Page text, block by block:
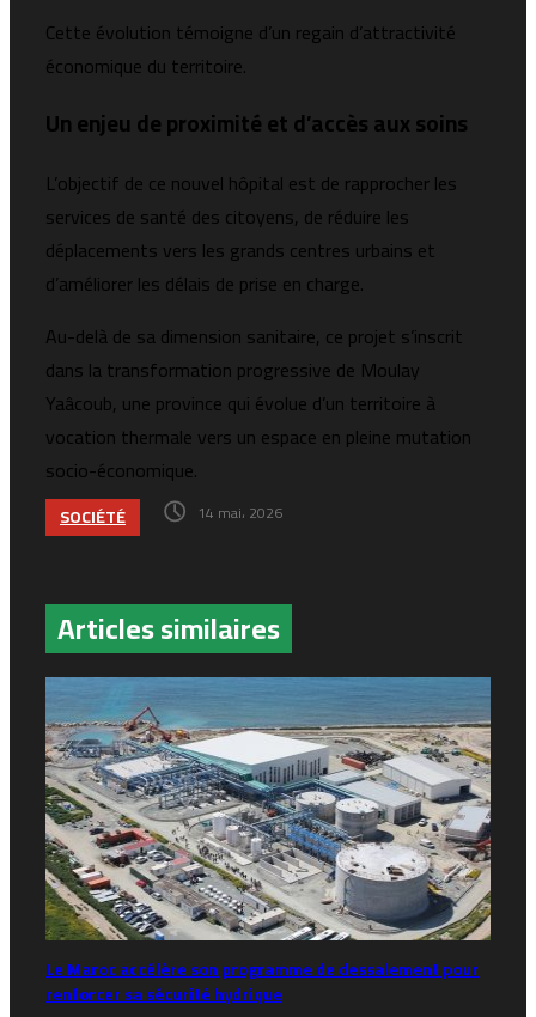
Cette évolution témoigne d’un regain d’attractivité
économique du territoire.
Un enjeu de proximité et d’accès aux soins
L’objectif de ce nouvel hôpital est de rapprocher les
services de santé des citoyens, de réduire les
déplacements vers les grands centres urbains et
d’améliorer les délais de prise en charge.
Au-delà de sa dimension sanitaire, ce projet s’inscrit
dans la transformation progressive de Moulay
Yaâcoub, une province qui évolue d’un territoire à
vocation thermale vers un espace en pleine mutation
socio-économique.
SOCIÉTÉ 14 mai، 2026
Articles similaires
Le Maroc accélère son programme de dessalement pour
renforcer sa sécurité hydrique